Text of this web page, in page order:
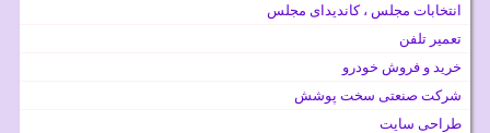
انتخابات مجلس ، کاندیدای مجلس
تعمیر تلفن
خرید و فروش خودرو
شرکت صنعتی سخت پوشش
طراحی سایت